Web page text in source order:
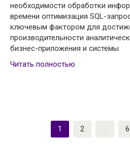
необходимости обработки
времени оптимизация SQL-
ключевым фактором для
производительности
бизнес-приложения и системы
Читать полностью
1 2 … 6